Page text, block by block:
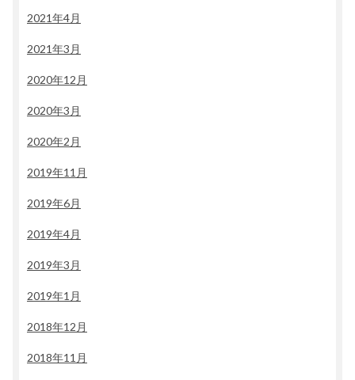
2021年4月
2021年3月
2020年12月
2020年3月
2020年2月
2019年11月
2019年6月
2019年4月
2019年3月
2019年1月
2018年12月
2018年11月